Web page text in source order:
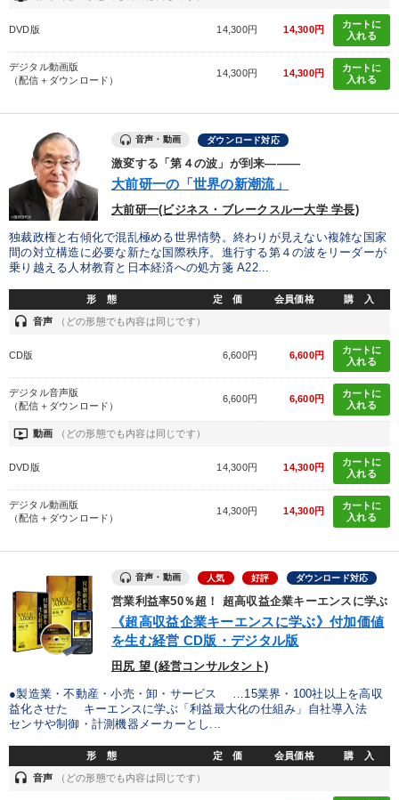
DVD版 14,300円 14,300円
カートに
入れる
デジタル動画版
（配信＋ダウンロード）
14,300円 14,300円
カートに
入れる
音声・動画 ダウンロード対応
激変する「第４の波」が到来―――
大前研一の「世界の新潮流」
大前研一(ビジネス・ブレークスルー大学 学長)
独裁政権と右傾化で混乱極める世界情勢。終わりが見えない複雑な国家
間の対立構造に必要な新たな国際秩序。進行する第４の波をリーダーが
乗り越える人材教育と日本経済への処方箋 A22...
形 態 定 価 会員価格 購 入
headset 音声 （どの形態でも内容は同じです）
CD版 6,600円 6,600円
カートに
入れる
デジタル音声版
（配信＋ダウンロード）
6,600円 6,600円
カートに
入れる
ondemand_video 動画 （どの形態でも内容は同じです）
DVD版 14,300円 14,300円
カートに
入れる
デジタル動画版
（配信＋ダウンロード）
14,300円 14,300円
カートに
入れる
音声・動画 人気 好評 ダウンロード対応
営業利益率50％超！ 超高収益企業キーエンスに学ぶ
《超高収益企業キーエンスに学ぶ》付加価値
を生む経営 CD版・デジタル版
田尻 望 (経営コンサルタント)
●製造業・不動産・小売・卸・サービス …15業界・100社以上を高収
益化させた キーエンスに学ぶ「利益最大化の仕組み」自社導入法
センサや制御・計測機器メーカーとし...
形 態 定 価 会員価格 購 入
headset 音声 （どの形態でも内容は同じです）